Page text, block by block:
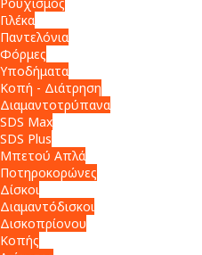
Γιλέκα
Παντελόνια
Φόρμες
Υποδήματα
Κοπή - Διάτρηση
Διαμαντοτρύπανα
SDS Max
SDS Plus
Μπετού Απλά
Ποτηροκορώνες
Δίσκοι
Διαμαντόδισκοι
Δισκοπρίονου
Κοπής